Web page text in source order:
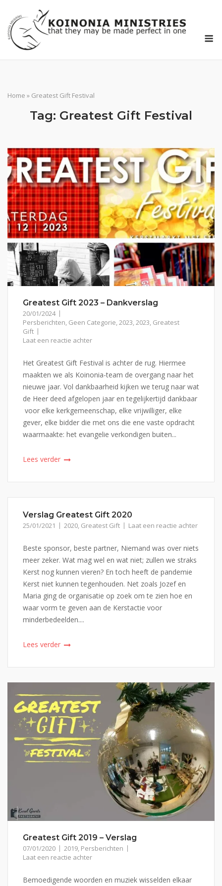
naar
de
inhoud
Home » Greatest Gift Festival
Tag: Greatest Gift Festival
Greatest Gift 2023 – Dankverslag
20/01/2024
Persberichten, Geen Categorie,2023,2023, Greatest
Gift
Laat een reactie achter
Het Greatest Gift Festival is achter de rug. Hiermee
maakten we als Koinonia-team de overgang naar het
nieuwe jaar. Vol dankbaarheid kijken we terug naar wat
de Heer deed afgelopen jaar en tegelijkertijd dankbaar
voor elke kerkgemeenschap, elke vrijwilliger, elke
gever, elke bidder die met ons die ene vaste opdracht
waarmaakte: het evangelie verkondigen buiten...
Lees verder
Verslag Greatest Gift 2020
25/01/2021 2020, Greatest Gift Laat een reactie achter
Beste sponsor, beste partner, Niemand was over niets
meer zeker. Wat mag wel en wat niet; zullen we straks
Kerst nog kunnen vieren? En toch heeft de pandemie
Kerst niet kunnen tegenhouden. Net zoals Jozef en
Maria ging de organisatie op zoek om te zien hoe en
waar vorm te geven aan de Kerstactie voor
minderbedeelden....
Lees verder
Greatest Gift 2019 – Verslag
07/01/2020 2019, Persberichten
Laat een reactie achter
Bemoedigende woorden en muziek wisselden elkaar